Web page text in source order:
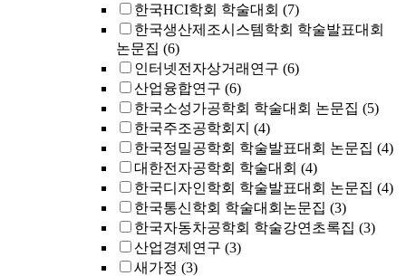
한국HCI학회 학술대회 (7)
한국생산제조시스템학회 학술발표대회
논문집 (6)
인터넷전자상거래연구 (6)
산업융합연구 (6)
한국소성가공학회 학술대회 논문집 (5)
한국주조공학회지 (4)
한국정밀공학회 학술발표대회 논문집 (4)
대한전자공학회 학술대회 (4)
한국디자인학회 학술발표대회 논문집 (4)
한국통신학회 학술대회논문집 (3)
한국자동차공학회 학술강연초록집 (3)
산업경제연구 (3)
새가정 (3)